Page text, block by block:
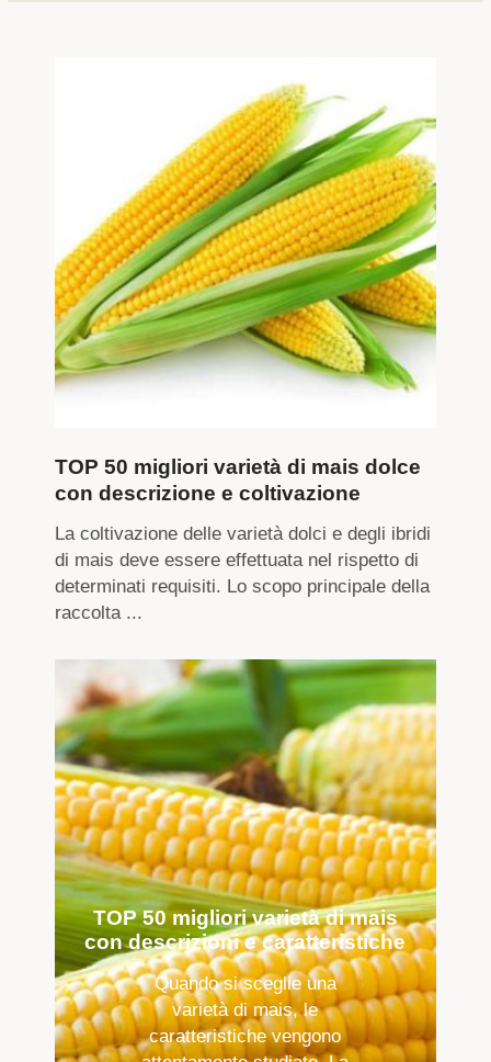
TOP 50 migliori varietà di mais dolce
con descrizione e coltivazione
La coltivazione delle varietà dolci e degli ibridi
di mais deve essere effettuata nel rispetto di
determinati requisiti. Lo scopo principale della
raccolta ...
TOP 50 migliori varietà di mais
con descrizioni e caratteristiche
Quando si sceglie una
varietà di mais, le
caratteristiche vengono